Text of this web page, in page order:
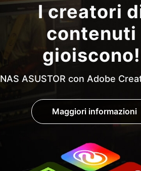
I creatori
contenuti
gioiscono!
NAS ASUSTOR con Adobe
Maggiori informazioni